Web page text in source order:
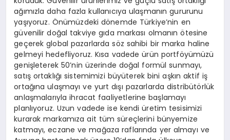
ağımızla daha fazla kullanıcıya ulaşmanın gururunu
yaşıyoruz. Önümüzdeki dönemde Türkiye’nin en
güvenilir doğal takviye gıda markası olmanın ötesine
geçerek global pazarlarda söz sahibi bir marka haline
gelmeyi hedefliyoruz. Kısa vadede ürün portföyümüzü
genişleterek 50’nin üzerinde doğal formül sunmayı,
satış ortaklığı sistemimizi büyüterek bini aşkın aktif iş
ortağına ulaşmayı ve yurt dışı pazarlarda distribütörlük
anlaşmalarıyla ihracat faaliyetlerine başlamayı
planlıyoruz. Uzun vadede ise kendi üretim tesisimizi
kurarak markamıza ait tüm süreçlerini bünyemize
katmayı, eczane ve mağaza raflarında yer almayı ve